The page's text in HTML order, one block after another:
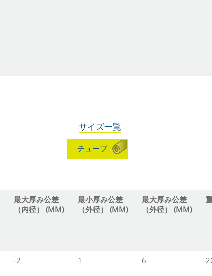
サイズ一覧
チューブ
最大厚み公差
（内径） (MM)
最小厚み公差
（外径） (MM)
最大厚み公差
（外径） (MM)
-2 1 6